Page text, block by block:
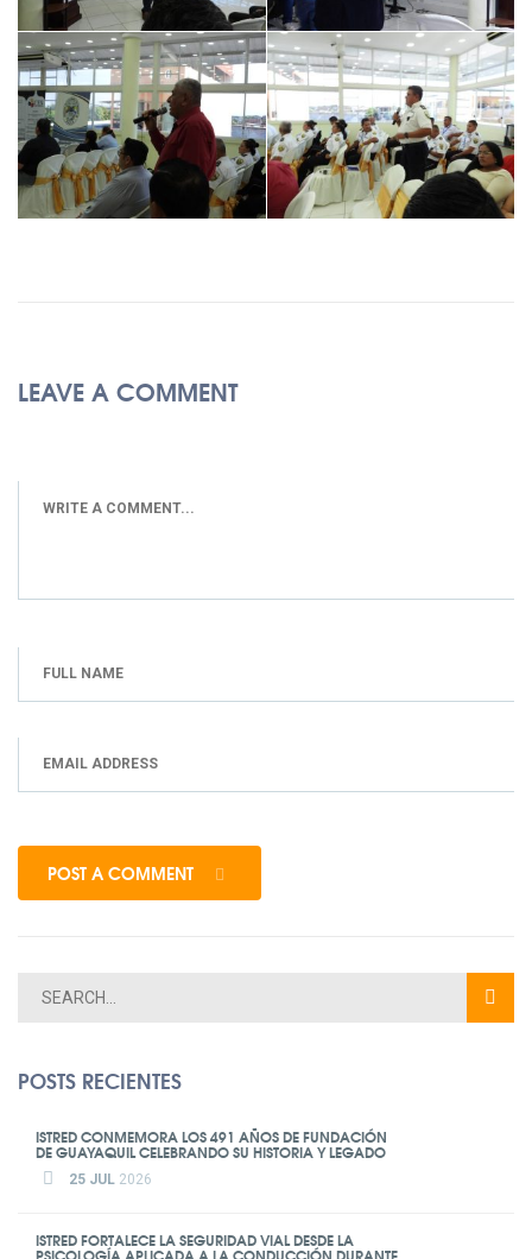
LEAVE A COMMENT
POST A COMMENT
POSTS RECIENTES
ISTRED CONMEMORA LOS 491 AÑOS DE FUNDACIÓN
DE GUAYAQUIL CELEBRANDO SU HISTORIA Y LEGADO
25 JUL 2026
ISTRED FORTALECE LA SEGURIDAD VIAL DESDE LA